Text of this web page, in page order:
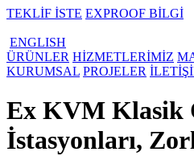
TEKLİF İSTE EXPROOF BİLGİ
ENGLISH
ÜRÜNLER HİZMETLERİMİZ
KURUMSAL PROJELER
Ex KVM Klasik
İstasyonları,